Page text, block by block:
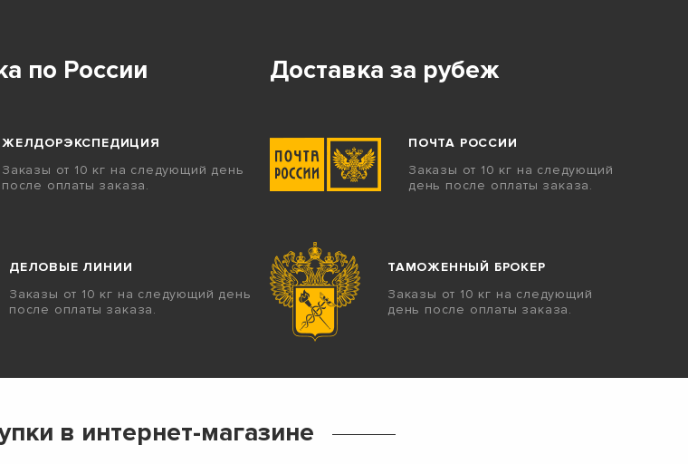
по России
ЖЕЛДОРЭКСПЕДИЦИЯ
Заказы от 10 кг на следующий день
после оплаты заказа.
Доставка за рубеж
ПОЧТА РОССИИ
Заказы от 10 кг на следующий
день после оплаты заказа.
ДЕЛОВЫЕ ЛИНИИ
Заказы от 10 кг на следующий день
после оплаты заказа.
ТАМОЖЕННЫЙ БРОКЕР
Заказы от 10 кг на следующий
день после оплаты заказа.
в интернет-магазине